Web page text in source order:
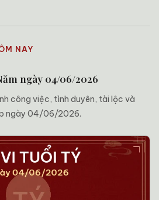
NAY
ngày 04/06/2026
công việc, tình duyên, tài lộc và
ngày 04/06/2026.